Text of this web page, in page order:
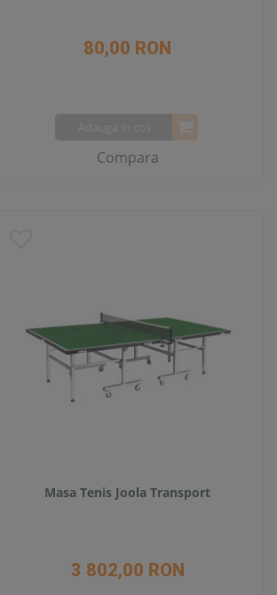
80,00 RON
Compara
Masa Tenis Joola Transport
3 802,00 RON